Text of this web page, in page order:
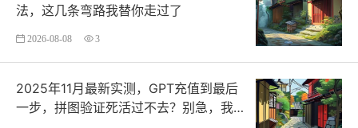
法，这几条弯路我替你走过了
2026-08-08 3
2025年11月最新实测，GPT充值到最后
一步，拼图验证死活过不去？别急，我们